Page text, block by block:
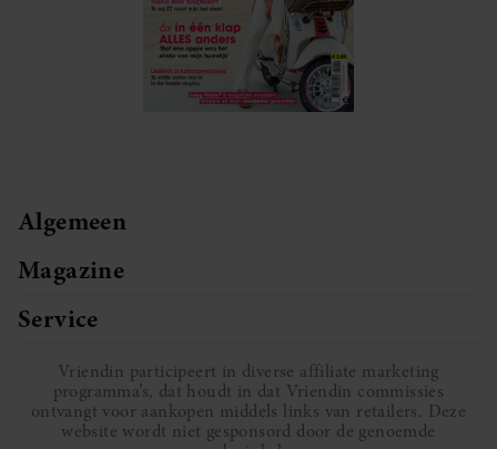
Algemeen
Magazine
Service
Vriendin participeert in diverse affiliate marketing
programma’s, dat houdt in dat Vriendin commissies
ontvangt voor aankopen middels links van retailers. Deze
website wordt niet gesponsord door de genoemde